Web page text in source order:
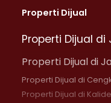
Properti Dijual
Properti Dijual di
Properti Dijual di
Properti Dijual di
Properti Dijual di